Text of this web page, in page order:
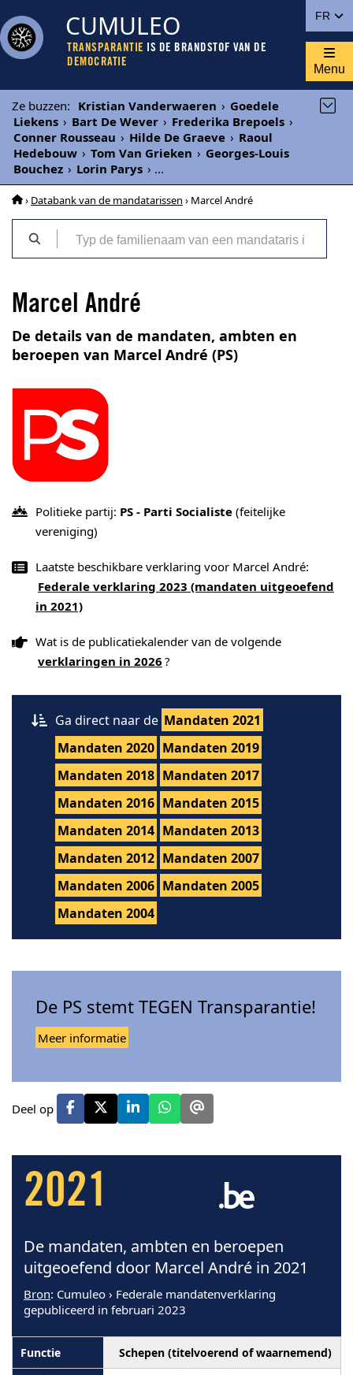
FR
CUMULEO
TRANSPARANTIE IS DE BRANDSTOF VAN DE
DEMOCRATIE
Menu
Ze buzzen: Kristian Vanderwaeren › Goedele
Liekens › Bart De Wever › Frederika Brepoels ›
Conner Rousseau › Hilde De Graeve › Raoul
Hedebouw › Tom Van Grieken › Georges-Louis
Bouchez › Lorin Parys › ...
› Databank van de mandatarissen › Marcel André
Marcel André
De details van de mandaten, ambten en
beroepen van Marcel André (PS)
Politieke partij: PS - Parti Socialiste (feitelijke
vereniging)
Laatste beschikbare verklaring voor Marcel André:
Federale verklaring 2023 (mandaten uitgeoefend
in 2021)
Wat is de publicatiekalender van de volgende
verklaringen in 2026 ?
Ga direct naar de Mandaten 2021
Mandaten 2020 Mandaten 2019
Mandaten 2018 Mandaten 2017
Mandaten 2016 Mandaten 2015
Mandaten 2014 Mandaten 2013
Mandaten 2012 Mandaten 2007
Mandaten 2006 Mandaten 2005
Mandaten 2004
De PS stemt TEGEN Transparantie!
Meer informatie
Deel op
2021
De mandaten, ambten en beroepen
uitgeoefend door Marcel André in 2021
Bron: Cumuleo › Federale mandatenverklaring
gepubliceerd in februari 2023
Schepen (titelvoerend of waarnemend)